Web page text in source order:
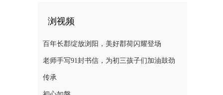
浏视频
百年长郡绽放浏阳，美好郡荷闪耀登场
老师手写91封书信，为初三孩子们加油鼓劲
传承